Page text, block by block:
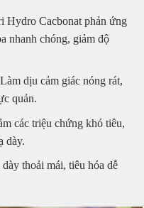
Hydro Cacbonat phản ứng
nhanh chóng, giảm độ
dịu cảm giác nóng rát,
quản.
các triệu chứng khó tiêu,
dày.
thoải mái, tiêu hóa dễ